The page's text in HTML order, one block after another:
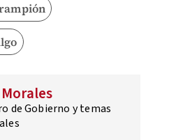
de Gobierno y temas